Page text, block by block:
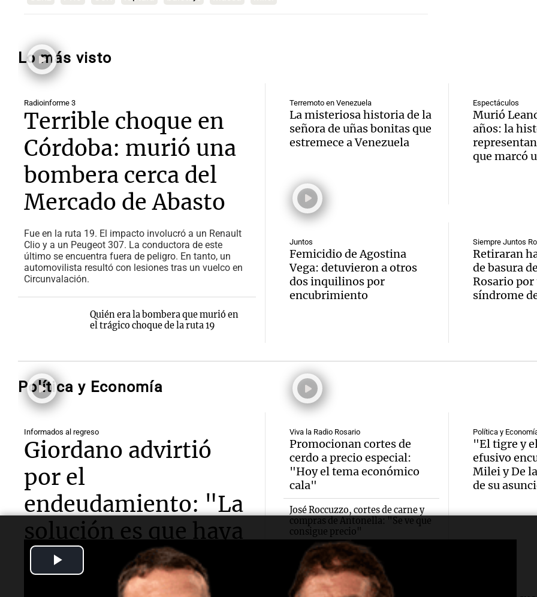
Panorama
Episodios
ante
de
carne
Audio.
Viva la
Episodios
en
más
Panorama
Audio.
en el
Panorama
Episodios
paz y
Audio.
de la
mitos,
Audio.
Audio.
Lo más visto
Radioinforme 3
Terrible choque en
Córdoba: murió una
bombera cerca del
Mercado de Abasto
Fue en la ruta 19. El impacto involucró a un Renault
Clio y a un Peugeot 307. La conductora de este
último se encuentra fuera de peligro. En tanto, un
automovilista resultó con lesiones tras un vuelco en
Circunvalación.
Quién era la bombera que murió en
el trágico choque de la ruta 19
Terremoto en Venezuela
La misteriosa historia de la
señora de uñas bonitas que
estremece a Venezuela
Espectáculos
Murió
años: la
que marcó
Juntos
Femicidio de Agostina
Vega: detuvieron a otros
dos inquilinos por
encubrimiento
Siempre Juntos
Retiraran
de basura
Rosario por
síndrome
Política y Economía
Informados al regreso
Giordano advirtió
por el
endeudamiento: "La
solución es que haya
más crédito y a
menor tasa"
Viva la Radio Rosario
Promocionan cortes de
cerdo a precio especial:
"Hoy el tema económico
cala"
José Roccuzzo, cortes de carne y
compras de Antonella: "Se ve que
consigue precio"
Política y
"El tigre y
efusivo
Milei y De
de su
Política y Economía